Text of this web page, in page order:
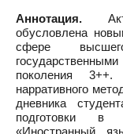
Аннотация.
обусловлена
сфере
поколения
нарративного
дневника
подготовки в
«Иностранный